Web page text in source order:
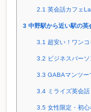
2.1 英会話カフェ
3 中野駅から近い駅の英
3.1 超安い！ワン
3.2 ビジネスパー
3.3 GABAマンツー
3.4ミライズ英会
3.5 女性限定・初